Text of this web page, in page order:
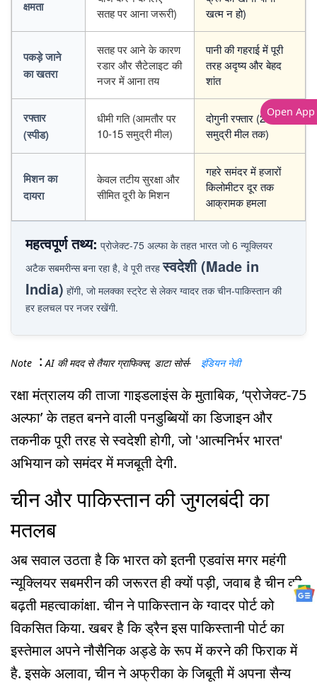
क्षमता
सतह पर आना जरूरी)
खत्म न हो)
पकड़े जाने
का खतरा
सतह पर आने के कारण
रडार और सैटेलाइट की
नजर में आना तय
पानी की गहराई में पूरी
तरह अदृष्य और बेहद
शांत
रफ्तार
(स्पीड)
धीमी गति (आमतौर पर
10-15 समुद्री मील)
दोगुनी रफ्तार (25-30+
समुद्री मील तक)
मिशन का
दायरा
केवल तटीय सुरक्षा और
सीमित दूरी के मिशन
गहरे समंदर में हजारों
किलोमीटर दूर तक
आक्रामक हमला
महत्वपूर्ण तथ्य: प्रोजेक्ट-75 अल्फा के तहत भारत जो 6 न्यूक्लियर
अटैक सबमरीन्स बना रहा है, वे पूरी तरहस्वदेशी (Made in
India) होंगी, जो मलक्का स्ट्रेट से लेकर ग्वादर तक चीन-पाकिस्तान की
हर हलचल पर नजर रखेंगी.
Note : AI की मदद से तैयार ग्राफिक्स, डाटा सोर्स- इंडियन नेवी
रक्षा मंत्रालय की ताजा गाइडलाइंस के मुताबिक, ‘प्रोजेक्ट-75
अल्फा’ के तहत बनने वाली पनडुब्बियों का डिजाइन और
तकनीक पूरी तरह से स्वदेशी होगी, जो 'आत्मनिर्भर भारत'
अभियान को समंदर में मजबूती देगी.
चीन और पाकिस्तान की जुगलबंदी का
मतलब
अब सवाल उठता है कि भारत को इतनी एडवांस मगर महंगी
न्यूक्लियर सबमरीन की जरूरत ही क्यों पड़ी, जवाब है चीन की
बढ़ती महत्वाकांक्षा. चीन ने पाकिस्तान के ग्वादर पोर्ट को
विकसित किया. खबर है कि ड्रैन इस पाकिस्तानी पोर्ट का
इस्तेमाल अपने नौसैनिक अड्डे के रूप में करने की फिराक में
है. इसके अलावा, चीन ने अफ्रीका के जिबूती में अपना सैन्य
Open App